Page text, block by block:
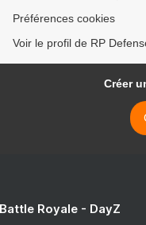
Préférences cookies
Voir le profil de RP
Créer
Royale - DayZ